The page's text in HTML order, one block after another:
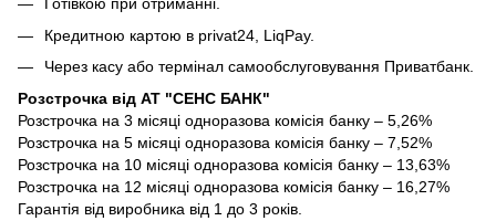
Готівкою при отриманні.
Кредитною картою в privat24, LiqPay.
Через касу або термінал самообслуговування Приватбанк.
Розстрочка від АТ "СЕНС БАНК"
Розстрочка на 3 місяці одноразова комісія банку – 5,26%
Розстрочка на 5 місяці одноразова комісія банку – 7,52%
Розстрочка на 10 місяці одноразова комісія банку – 13,63%
Розстрочка на 12 місяці одноразова комісія банку – 16,27%
Гарантія від виробника від 1 до 3 років.